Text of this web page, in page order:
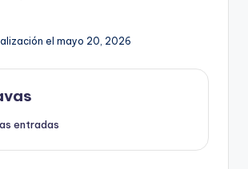
el mayo 20, 2026
entradas